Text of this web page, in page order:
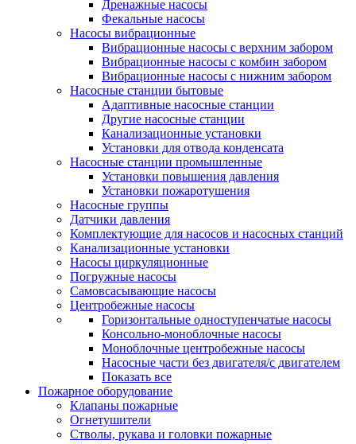
Дренажные насосы
Фекальные насосы
Насосы вибрационные
Вибрационные насосы с верхним забором
Вибрационные насосы с комбин забором
Вибрационные насосы с нижним забором
Насосные станции бытовые
Адаптивные насосные станции
Другие насосные станции
Канализационные установки
Установки для отвода конденсата
Насосные станции промышленные
Установки повышения давления
Установки пожаротушения
Насосные группы
Датчики давления
Комплектующие для насосов и насосных станций
Канализационные установки
Насосы циркуляционные
Погружные насосы
Самовсасывающие насосы
Центробежные насосы
Горизонтальные одноступенчатые насосы
Консольно-моноблочные насосы
Моноблочные центробежные насосы
Насосные части без двигателя/с двигателем
Показать все
Пожарное оборудование
Клапаны пожарные
Огнетушители
Стволы, рукава и головки пожарные